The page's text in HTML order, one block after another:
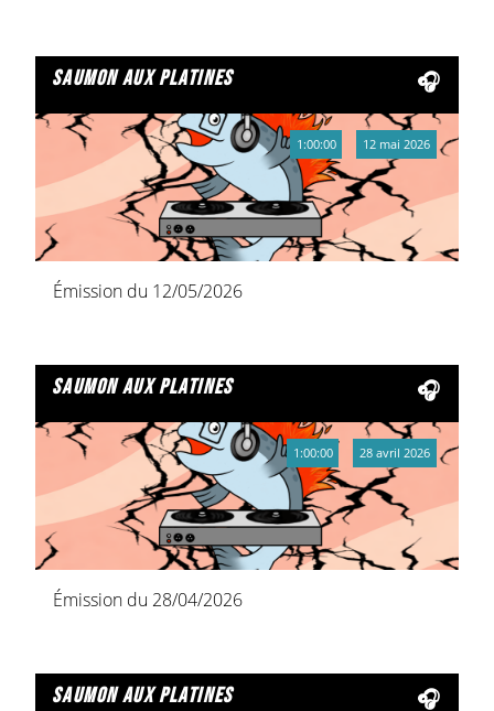
saumon aux platines
Émission du 12/05/2026
1:00:00 12 mai 2026
saumon aux platines
Émission du 28/04/2026
1:00:00 28 avril 2026
saumon aux platines